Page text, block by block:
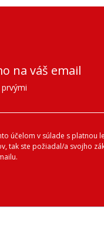
na váš email
účelom v súlade s platnou
tak ste požiadal/a svojho